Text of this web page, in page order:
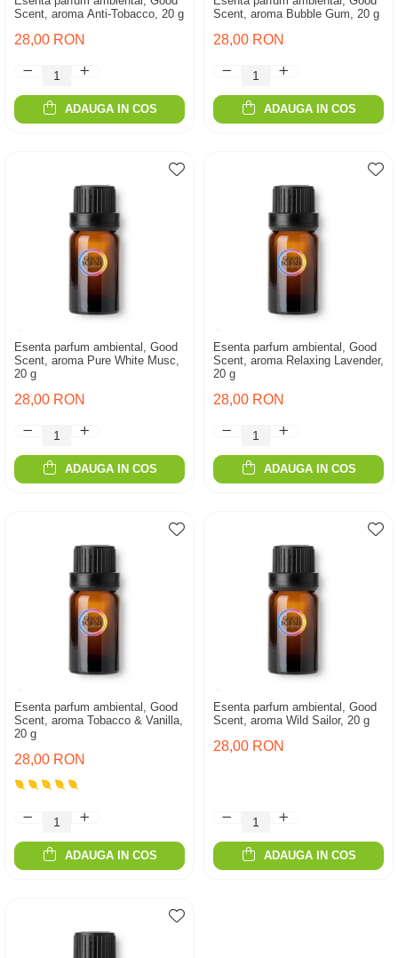
Scent, aroma Anti-Tobacco, 20 g
28,00 RON
ADAUGA IN COS
Scent, aroma Bubble Gum, 20 g
28,00 RON
ADAUGA IN COS
Esenta parfum ambiental, Good
Scent, aroma Pure White Musc,
20 g
28,00 RON
ADAUGA IN COS
Esenta parfum ambiental, Good
Scent, aroma Relaxing Lavender,
20 g
28,00 RON
ADAUGA IN COS
Esenta parfum ambiental, Good
Scent, aroma Tobacco & Vanilla,
20 g
28,00 RON
ADAUGA IN COS
Esenta parfum ambiental, Good
Scent, aroma Wild Sailor, 20 g
28,00 RON
ADAUGA IN COS